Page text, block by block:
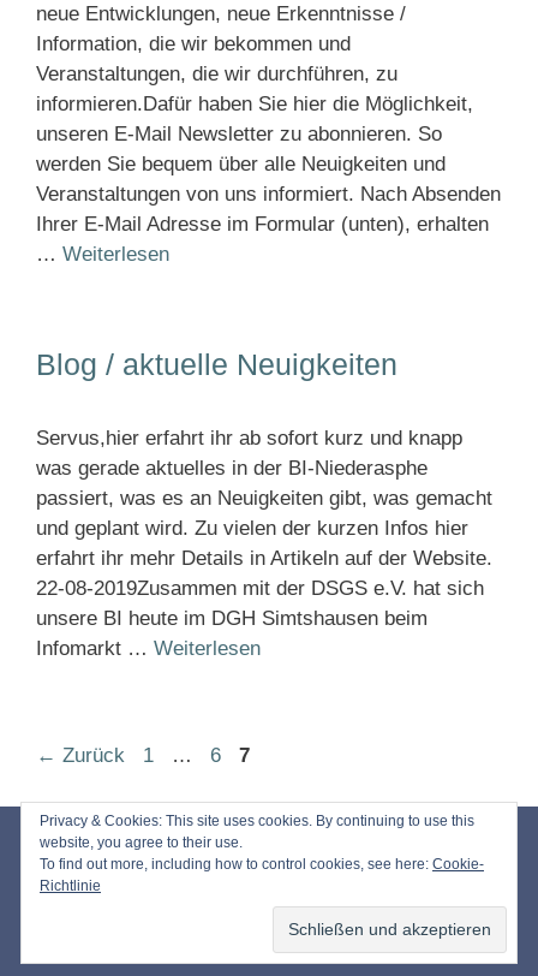
neue Entwicklungen, neue Erkenntnisse /
Information, die wir bekommen und
Veranstaltungen, die wir durchführen, zu
informieren.Dafür haben Sie hier die Möglichkeit,
unseren E-Mail Newsletter zu abonnieren. So
werden Sie bequem über alle Neuigkeiten und
Veranstaltungen von uns informiert. Nach Absenden
Ihrer E-Mail Adresse im Formular (unten), erhalten
… Weiterlesen
Blog / aktuelle Neuigkeiten
Servus,hier erfahrt ihr ab sofort kurz und knapp
was gerade aktuelles in der BI-Niederasphe
passiert, was es an Neuigkeiten gibt, was gemacht
und geplant wird. Zu vielen der kurzen Infos hier
erfahrt ihr mehr Details in Artikeln auf der Website.
22-08-2019Zusammen mit der DSGS e.V. hat sich
unsere BI heute im DGH Simtshausen beim
Infomarkt … Weiterlesen
← Zurück Seite
1 … Seite
6 Seite
7
Impressum
Datenschutz
© 2026 Bürgerinitiative Windkraft Niederasphe e.V. • Erstellt mit
Privacy & Cookies: This site uses cookies. By continuing to use this
website, you agree to their use.
To find out more, including how to control cookies, see here: Cookie-
Richtlinie